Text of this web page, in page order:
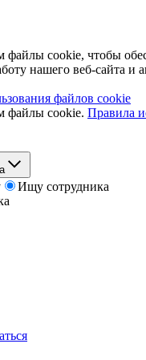
файлы cookie, чтобы
нашего веб-сайта и
файлов cookie
файлы cookie. Правила
Ищу сотрудника